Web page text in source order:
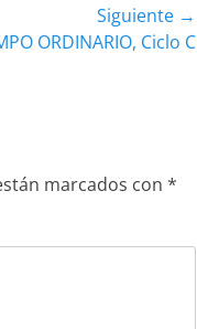
Siguiente →
ORDINARIO, Ciclo C
marcados con *